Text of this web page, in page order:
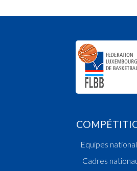
Equipes
Cadres